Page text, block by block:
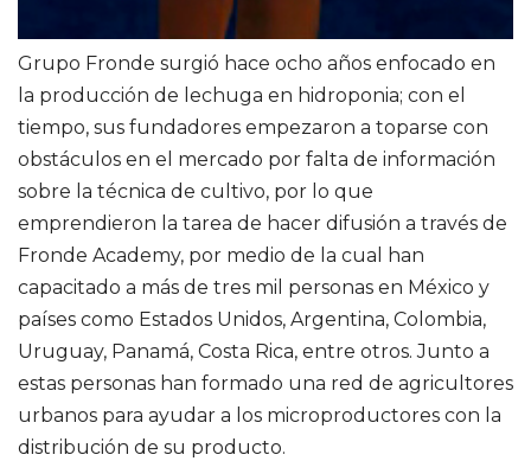
Grupo Fronde surgió hace ocho años enfocado en
la producción de lechuga en hidroponia; con el
tiempo, sus fundadores empezaron a toparse con
obstáculos en el mercado por falta de información
sobre la técnica de cultivo, por lo que
emprendieron la tarea de hacer difusión a través de
Fronde Academy, por medio de la cual han
capacitado a más de tres mil personas en México y
países como Estados Unidos, Argentina, Colombia,
Uruguay, Panamá, Costa Rica, entre otros. Junto a
estas personas han formado una red de agricultores
urbanos para ayudar a los microproductores con la
distribución de su producto.